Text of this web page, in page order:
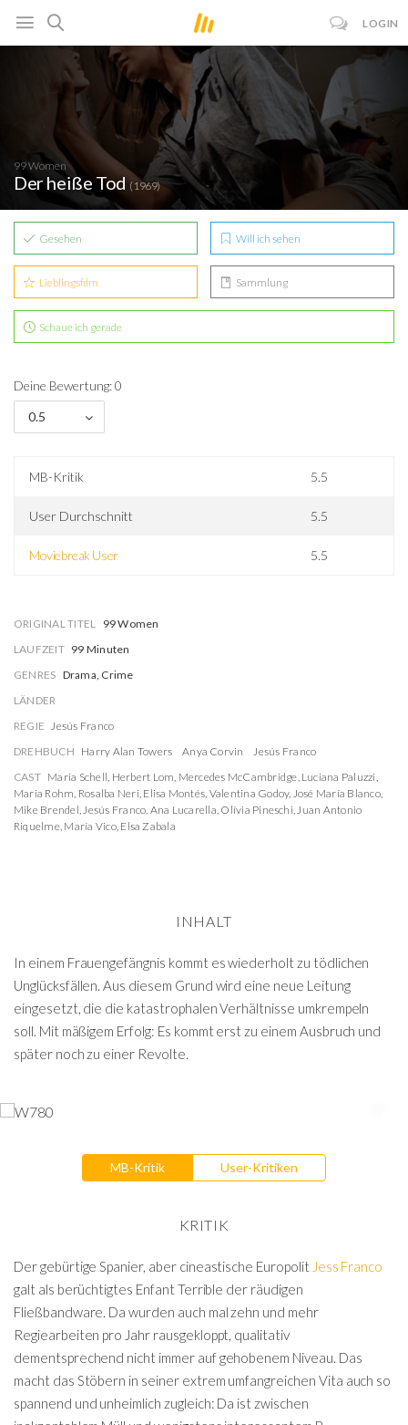
LOGIN
99 Women
Der heiße Tod (1969)
Gesehen Will ich sehen
Lieblingsfilm Sammlung
Schaue ich gerade
Deine Bewertung: 0
0.5
MB-Kritik 5.5
User Durchschnitt 5.5
Moviebreak User 5.5
ORIGINAL TITEL 99 Women
LAUFZEIT 99 Minuten
GENRES Drama, Crime
LÄNDER
REGIE Jesús Franco
DREHBUCH Harry Alan Towers Anya Corvin
Jesús Franco
CAST Maria Schell, Herbert Lom, Mercedes McCambridge, Luciana Paluzzi,
Maria Rohm, Rosalba Neri, Elisa Montés, Valentina Godoy, José María Blanco,
Mike Brendel,Jesús Franco, Ana Lucarella, Olívia Pineschi,Juan Antonio
Riquelme, María Vico, Elsa Zabala
INHALT
In einem Frauengefängnis kommt es wiederholt zu tödlichen
Unglücksfällen. Aus diesem Grund wird eine neue Leitung
eingesetzt, die die katastrophalen Verhältnisse umkrempeln
soll. Mit mäßigem Erfolg: Es kommt erst zu einem Ausbruch und
später noch zu einer Revolte.
MB-Kritik User-Kritiken
KRITIK
Der gebürtige Spanier, aber cineastische Europolit Jess Franco
galt als berüchtigtes Enfant Terrible der räudigen
Fließbandware. Da wurden auch mal zehn und mehr
Regiearbeiten pro Jahr rausgekloppt, qualitativ
dementsprechend nicht immer auf gehobenem Niveau. Das
macht das Stöbern in seiner extrem umfangreichen Vita auch so
spannend und unheimlich zugleich: Da ist zwischen